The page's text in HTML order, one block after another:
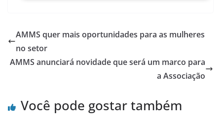
AMMS quer mais oportunidades para as mulheres
no setor
AMMS anunciará novidade que será um marco para
a Associação
Você pode gostar também